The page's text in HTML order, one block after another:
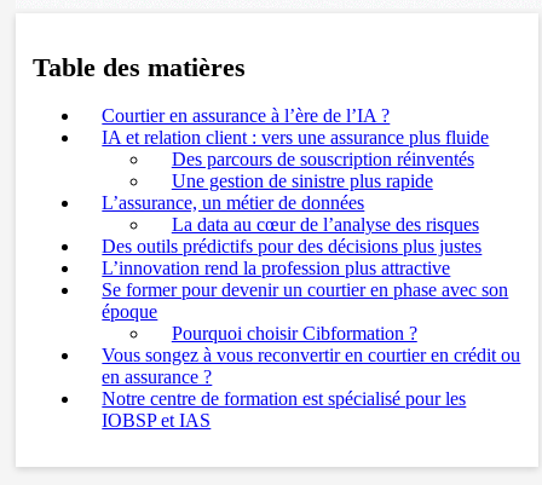
Table des matières
Courtier en assurance à l’ère de l’IA ?
IA et relation client : vers une assurance plus fluide
Des parcours de souscription réinventés
Une gestion de sinistre plus rapide
L’assurance, un métier de données
La data au cœur de l’analyse des risques
Des outils prédictifs pour des décisions plus justes
L’innovation rend la profession plus attractive
Se former pour devenir un courtier en phase avec son
époque
Pourquoi choisir Cibformation ?
Vous songez à vous reconvertir en courtier en crédit ou
en assurance ?
Notre centre de formation est spécialisé pour les
IOBSP et IAS